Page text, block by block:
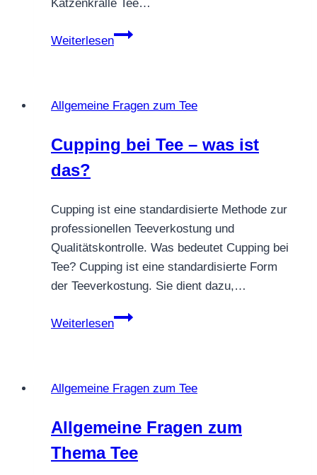
Katzenkralle Tee…
Weiterlesen
Katzenkralle
–
Dosierung
Allgemeine Fragen zum Tee
Cupping bei Tee – was ist
das?
Cupping ist eine standardisierte Methode zur
professionellen Teeverkostung und
Qualitätskontrolle. Was bedeutet Cupping bei
Tee? Cupping ist eine standardisierte Form
der Teeverkostung. Sie dient dazu,…
Weiterlesen
Cupping
was
das?
Allgemeine Fragen zum Tee
Allgemeine Fragen zum
Thema Tee